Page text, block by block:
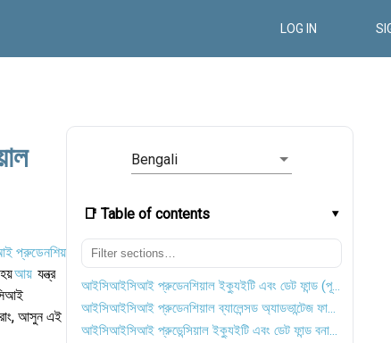
LOG IN
Bengali
📑 Table of contents
আইসিআইসিআই প্রুডেনশিয়াল ইক্যুইটি এবং ডেট ফান্ড (পূর্বে আইসিআইসিআই প্রুডেন্সিয়াল ব্যালেন্সড ফান্ড)
আইসিআইসিআই প্রুডেনশিয়াল ব্যালেন্সড অ্যাডভান্টেজ ফান্ডের সংক্ষিপ্ত বিবরণ
আইসিআইসিআই প্রুডেন্সিয়াল ইক্যুইটি এবং ডেট ফান্ড বনাম আইসিআইসিআই প্রুডেন্সিয়াল ব্যালেন্সড অ্যাডভান্টেজ ফান্ড
আয় যন্ত্র
আসুন এই